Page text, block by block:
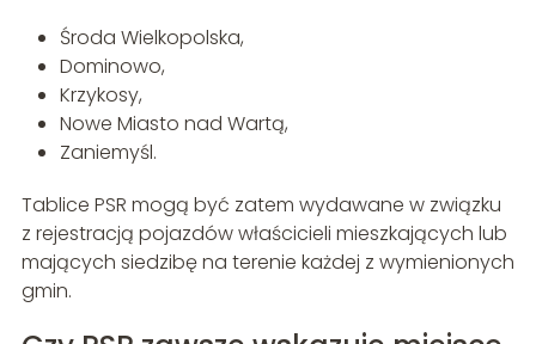
Środa Wielkopolska,
Dominowo,
Krzykosy,
Nowe Miasto nad Wartą,
Zaniemyśl.
Tablice PSR mogą być zatem wydawane w związku
z rejestracją pojazdów właścicieli mieszkających lub
mających siedzibę na terenie każdej z wymienionych
gmin.